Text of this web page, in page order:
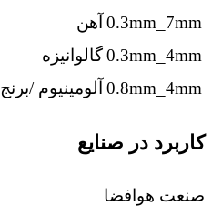
0.3mm_7mm آهن
0.3mm_4mmگالوانیزه
0.8mm_4mm آلومینیوم /برنج
کاربرد در صنایع
صنعت هوافضا